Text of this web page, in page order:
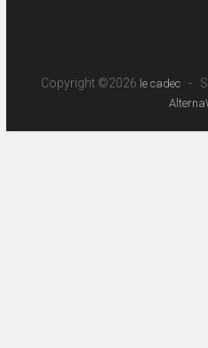
Copyright ©2026 le cadec -